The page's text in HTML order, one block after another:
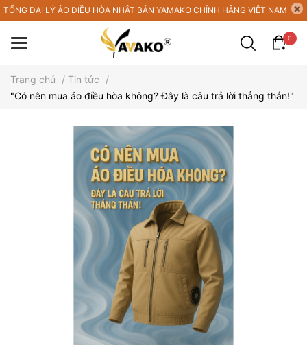
TỔNG ĐẠI LÝ ÁO ĐIỀU HÒA NHẬT BẢN YAMAKO CHÍNH HÃNG VIỆT NAM
0
Trang chủ / Tin tức
/
"Có nên mua áo điều hòa không? Đây là câu trả lời thẳng thắn!"